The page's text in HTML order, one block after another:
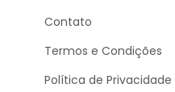
Contato
Termos e Condições
Política de Privacidade